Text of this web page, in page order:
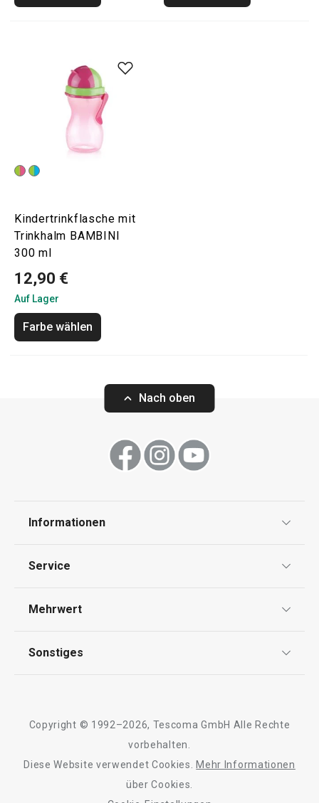
Kindertrinkflasche mit
Trinkhalm BAMBINI
300 ml
12,90 €
Auf Lager
Farbe wählen
Nach oben
Informationen
Impressum
Service
Kontaktformular
Mehrwert
Qualität
Sonstiges
Barrierefreiheit
Copyright © 1992–2026, Tescoma GmbH Alle Rechte
vorbehalten.
Diese Website verwendet Cookies.
Mehr Informationen
über Cookies.